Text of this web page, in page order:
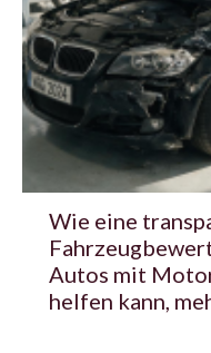
Wie eine
Autos mit
helfen kann,